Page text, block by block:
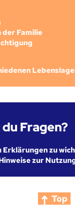
der Familie
Fragen?
Erklärungen zu
zur
Top